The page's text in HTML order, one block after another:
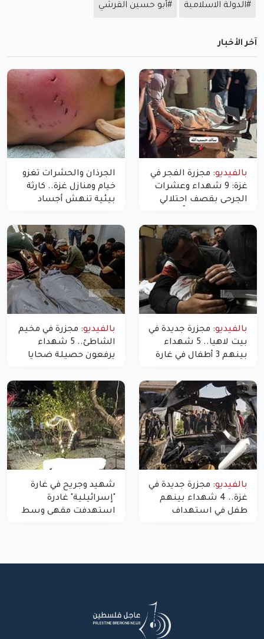
#الدولة الاسلامية #أبو حسين القرشي
آخر الأخبار
بالفيديو: مجزرة الفجر في
غزة: 9 شهداء وعشرات
الجرحى بقصف احتلالي
الجرذان والحشرات تغزو
خيام ومنازل غزة.. كارثة
بيئية تنهش أجساد
بالفيديو: مجزرة جديدة في
بيت لاهيا.. 5 شهداء
بينهم 3 أطفال في غارة
غزة
بالفيديو: مجزرة في مخيم
الشاطئ.. 5 شهداء
يرفعون حصيلة ضحايا
بالفيديو: مجزرة جديدة في
غزة.. 4 شهداء بينهم
طفل في استهداف
شهيد وجريح في غارة
"إسرائيلية" غادرة
استهدفت مقهى وسط